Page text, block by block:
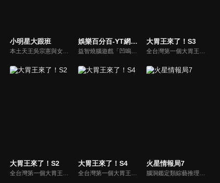
小明星大跟班
本土天王吳宗憲與女兒吳姍儒（Sandy）搭檔主持，每集邀請來賓暢談演藝圈大小事，父女檔聯手笑果十足，老梗搭上新世代，最新組合強勢登場！
娛樂百分百-YT網路版
益智燒腦遊戲「凹嗚狼人殺」激發你的邏輯推理能力，偶像巨星雲集，全球娛樂資訊，一手掌握不脫節！2025全新升級改版，盡在《娛樂百分百-YT網路版》！
大胃王來了！S3
全台灣第一個大胃王美食節目，由主持人帶領大胃王們及名人來賓吃遍台灣美食，每趟旅程都有不同的美食主題以及遊戲互動，並藉由大胃王幸福地享用，讓觀眾深刻了解台灣美食文化的豐富特色！
大胃王來了！S2
全台灣第一個大胃王美食節目，由主持人帶領大胃王們及名人來賓吃遍台灣美食，每趟旅程都有不同的美食主題以及遊戲互動，並藉由大胃王幸福地享用，讓觀眾深刻了解台灣美食文化的豐富特色！
大胃王來了！S4
全台灣第一個大胃王美食節目，由主持人帶領大胃王們及名人來賓吃遍台灣美食，每趟旅程都有不同的美食主題以及遊戲互動，並藉由大胃王幸福地享用，讓觀眾深刻了解台灣美食文化的豐富特色！
火星情報局7
腦洞鑑定類綜藝推理脫口秀，陣容為薛之謙、大張偉、楊迪、劉維、黃子弘凡、黃聖依、龐博等…節目圍繞著當下熱梗熱點、觀眾的興趣點、共鳴點展開故事；火星特工廣發英雄帖正面對撞，迎戰近年最出圈、最有趣、最敢說的廠牌大咖們。真金不怕火煉！一場席卷全網的廠牌巔峰之戰即將展開！